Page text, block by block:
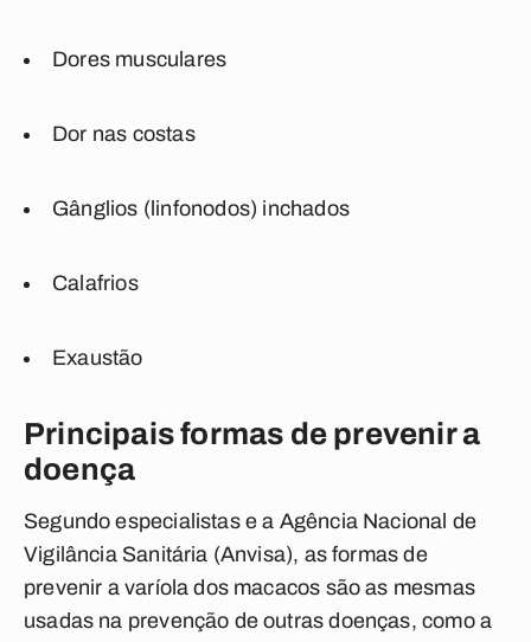
Dores musculares
Dor nas costas
Gânglios (linfonodos) inchados
Calafrios
Exaustão
Principais formas de prevenir a
doença
Segundo especialistas e a Agência Nacional de
Vigilância Sanitária (Anvisa), as formas de
prevenir a varíola dos macacos são as mesmas
usadas na prevenção de outras doenças, como a